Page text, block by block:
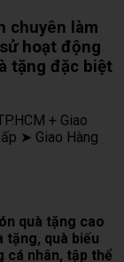
chuyên làm
hoạt động
tặng đặc biệt
+ Giao
➤ Giao Hàng
quà tặng cao
tặng, quà biếu
cá nhân, tập thể